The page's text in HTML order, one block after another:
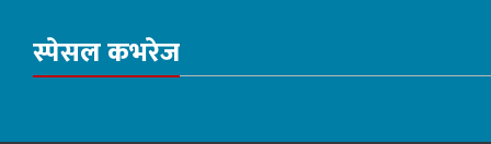
स्पेसल कभरेज